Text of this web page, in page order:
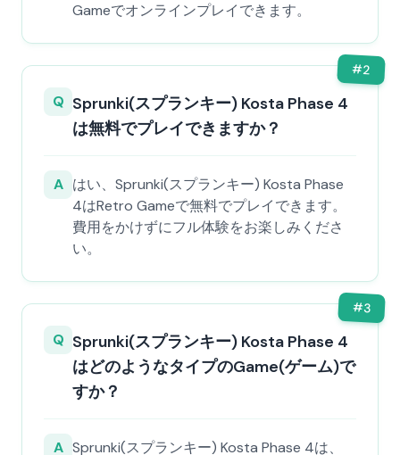
Gameでオンラインプレイできます。
#2
Q Sprunki(スプランキー) Kosta Phase 4
は無料でプレイできますか？
A はい、Sprunki(スプランキー) Kosta Phase
4はRetro Gameで無料でプレイできます。
費用をかけずにフル体験をお楽しみくださ
い。
#3
Q Sprunki(スプランキー) Kosta Phase 4
はどのようなタイプのGame(ゲーム)で
すか？
A Sprunki(スプランキー) Kosta Phase 4は、